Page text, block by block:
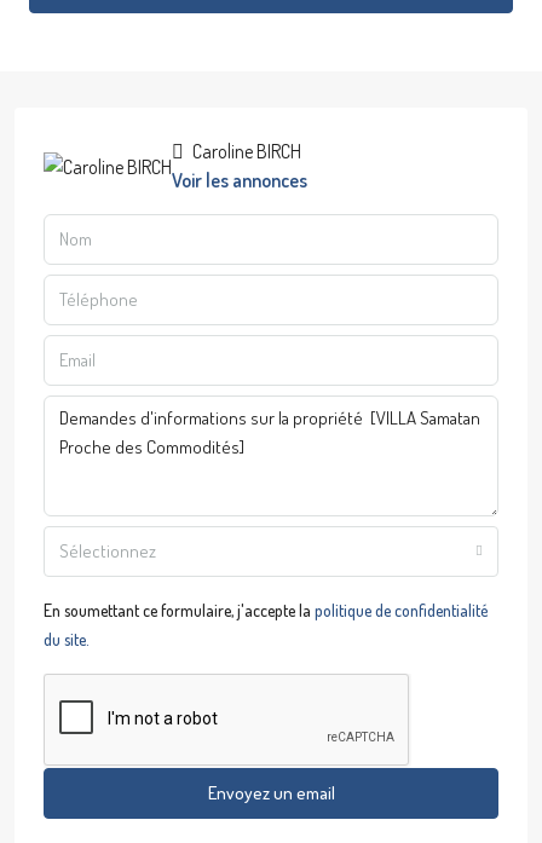
Caroline BIRCH
Voir les annonces
Sélectionnez
En soumettant ce formulaire, j'accepte la politique de confidentialité
du site.
Envoyez un email